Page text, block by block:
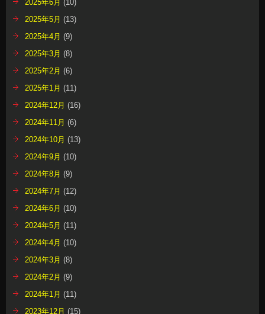
2025年6月 (10)
2025年5月 (13)
2025年4月 (9)
2025年3月 (8)
2025年2月 (6)
2025年1月 (11)
2024年12月 (16)
2024年11月 (6)
2024年10月 (13)
2024年9月 (10)
2024年8月 (9)
2024年7月 (12)
2024年6月 (10)
2024年5月 (11)
2024年4月 (10)
2024年3月 (8)
2024年2月 (9)
2024年1月 (11)
2023年12月 (15)